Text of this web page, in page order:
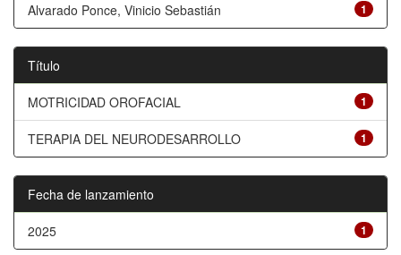
1
Alvarado Ponce, Vinicio Sebastián
Título
1
MOTRICIDAD OROFACIAL
1
TERAPIA DEL NEURODESARROLLO
Fecha de lanzamiento
1
2025